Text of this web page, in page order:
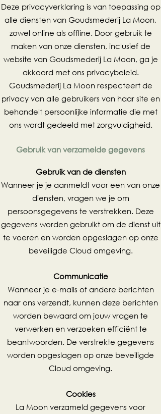
Deze privacyverklaring is van toepassing op
alle diensten van Goudsmederij La Moon,
zowel online als offline. Door gebruik te
maken van onze diensten, inclusief de
website van Goudsmederij La Moon, ga je
akkoord met ons privacybeleid.
Goudsmederij La Moon respecteert de
privacy van alle gebruikers van haar site en
behandelt persoonlijke informatie die met
ons wordt gedeeld met zorgvuldigheid.
Gebruik van verzamelde gegevens
Gebruik van de diensten
Wanneer je je aanmeldt voor een van onze
diensten, vragen we je om
persoonsgegevens te verstrekken. Deze
gegevens worden gebruikt om de dienst uit
te voeren en worden opgeslagen op onze
beveiligde Cloud omgeving.
Communicatie
Wanneer je e-mails of andere berichten
naar ons verzendt, kunnen deze berichten
worden bewaard om jouw vragen te
verwerken en verzoeken efficiënt te
beantwoorden. De verstrekte gegevens
worden opgeslagen op onze beveiligde
Cloud omgeving.
Cookies
La Moon verzameld gegevens voor